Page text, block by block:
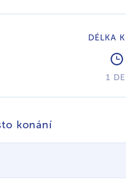
DÉLKA
1
konání